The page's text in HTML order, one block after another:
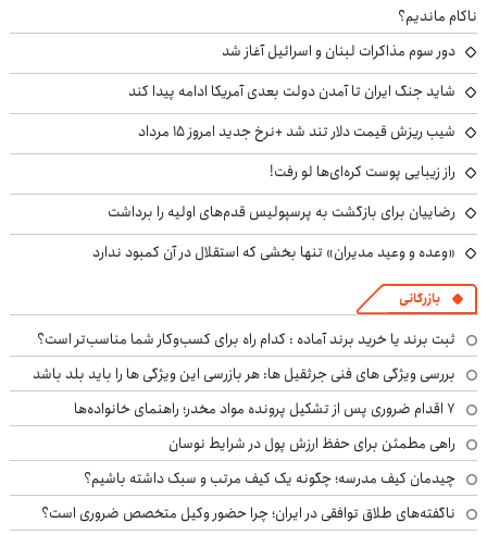
ناکام ماندیم؟
دور سوم مذاکرات لبنان و اسرائیل آغاز شد
شاید جنگ ایران تا آمدن دولت بعدی آمریکا ادامه پیدا کند
شیب ریزش قیمت دلار تند شد +نرخ جدید امروز ۱۵ مرداد
راز زیبایی پوست کره‌ای‌ها لو رفت!
رضاییان برای بازگشت به پرسپولیس قدم‌های اولیه را برداشت
«وعده و وعید مدیران» تنها بخشی که استقلال در آن کمبود ندارد
بازرگانی
ثبت برند یا خرید برند آماده : کدام راه برای کسب‌وکار شما مناسب‌تر است؟
بررسی ویژگی های فنی جرثقیل ها: هر بازرسی این ویژگی ها را باید بلد باشد
۷ اقدام ضروری پس از تشکیل پرونده مواد مخدر؛ راهنمای خانواده‌ها
راهی مطمئن برای حفظ ارزش پول در شرایط نوسان
چیدمان کیف مدرسه؛ چگونه یک کیف مرتب و سبک داشته باشیم؟
ناگفته‌های طلاق توافقی در ایران؛ چرا حضور وکیل متخصص ضروری است؟